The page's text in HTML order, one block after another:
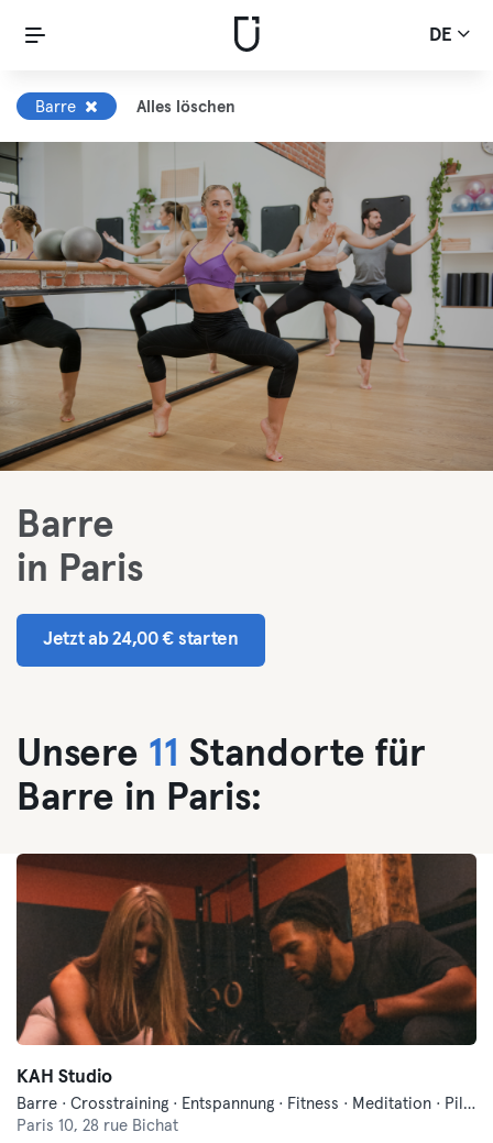
DE
Barre Alles löschen
Barre
in Paris
Jetzt ab 24,00 € starten
Unsere 11 Standorte für
Barre in Paris:
KAH Studio
Barre · Crosstraining · Entspannung · Fitness · Meditation · Pilates · Yoga
Paris 10, 28 rue Bichat